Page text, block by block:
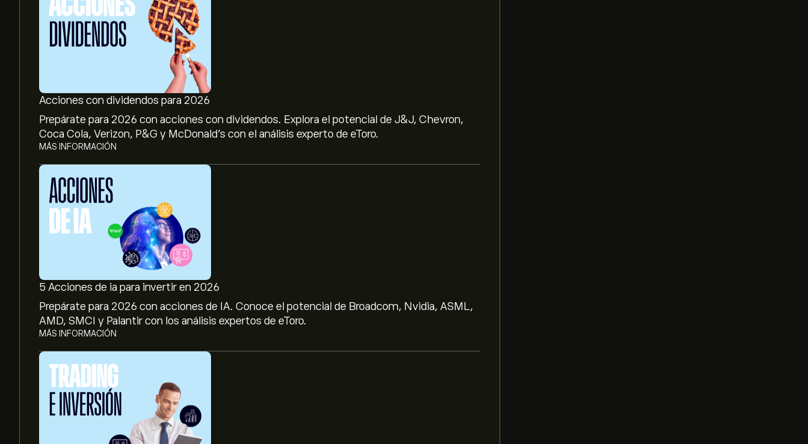
Acciones con dividendos para 2026
Prepárate para 2026 con acciones con dividendos. Explora el potencial de J&J, Chevron,
Coca Cola, Verizon, P&G y McDonald’s con el análisis experto de eToro.
MÁS INFORMACIÓN
5 Acciones de ia para invertir en 2026
Prepárate para 2026 con acciones de IA. Conoce el potencial de Broadcom, Nvidia, ASML,
AMD, SMCI y Palantir con los análisis expertos de eToro.
MÁS INFORMACIÓN
El precio actual de las acciones de 2318.HK es de 57.15‎$‎.